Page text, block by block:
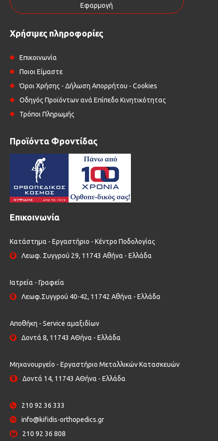
Εφαρμογή
Χρήσιμες πληροφορίες
Επικοινωνία
Ποιοι Είμαστε
Όροι Χρήσης - Δήλωση Απορρήτου - Cookies
Οδηγός Προϊόντων ανά Επίπεδο Κινητικότητας
Τρόποι Πληρωμής
Προϊόντα Φροντίδας
Επικοινωνία
Κατάστημα - Εργαστήριο - Κέντρο Ποδολογίας
Λεωφ. Συγγρού 29, 11743 Αθήνα - Ελλάδα
Ιατρεία - Γραφεία
Λεωφ.Συγγρού 40-42, 11742 Αθήνα - Ελλάδα
Αποθήκη - Service αμαξιδίων
Δοντά 8, 11743 ΑΘήνα - Ελλάδα
Μηχανουργείο - Εργαστήριο Μεταλλικών Κατασκευών
Δοντά 14, 11743 ΑΘήνα - Ελλάδα
210 92 36 333
info@kifidis-orthopedics.gr
210 92 36 808